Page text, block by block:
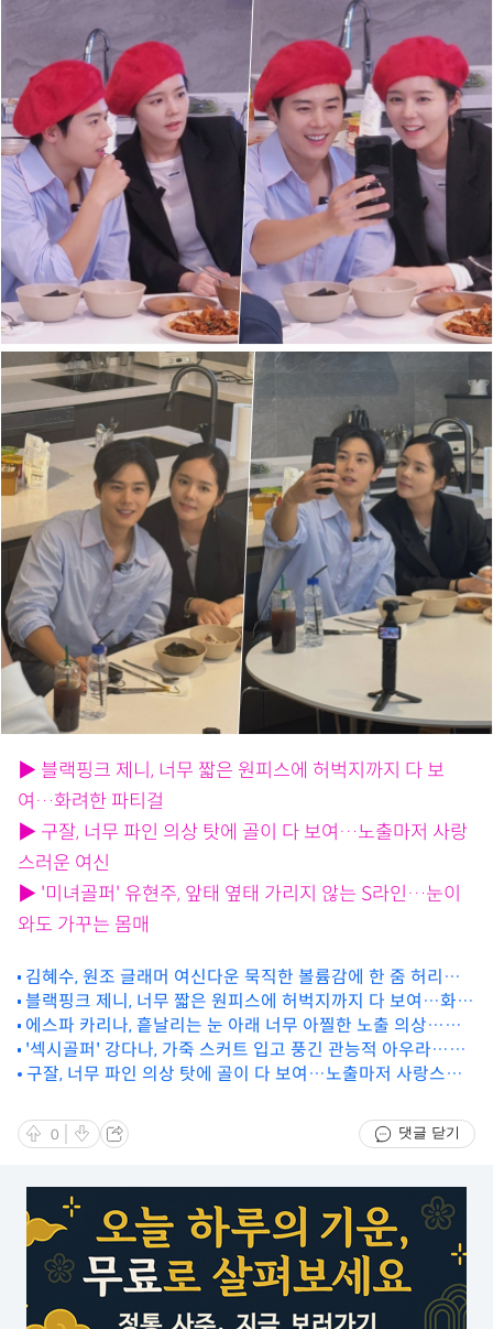
▶ 블랙핑크 제니, 너무 짧은 원피스에 허벅지까지 다 보
여…화려한 파티걸
▶ 구잘, 너무 파인 의상 탓에 골이 다 보여…노출마저 사랑
스러운 여신
▶ '미녀골퍼' 유현주, 앞태 옆태 가리지 않는 S라인…눈이
와도 가꾸는 몸매
김혜수, 원조 글래머 여신다운 묵직한 볼륨감에 한 줌 허리…
트로피 같은 몸매
블랙핑크 제니, 너무 짧은 원피스에 허벅지까지 다 보여…화려
한 파티걸
에스파 카리나, 흩날리는 눈 아래 너무 아찔한 노출 의상…겨
울 여신 등장
'섹시골퍼' 강다나, 가죽 스커트 입고 풍긴 관능적 아우라…본
투 비 섹시
구잘, 너무 파인 의상 탓에 골이 다 보여…노출마저 사랑스러
0 댓글 닫기